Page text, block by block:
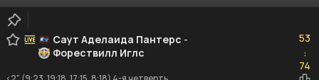
Саут Аделаида Пантерс -
Форествилл Иглс
53
:74
74